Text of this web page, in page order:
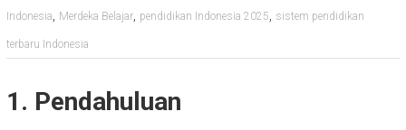
Indonesia, Merdeka Belajar, pendidikan Indonesia 2025, sistem pendidikan
terbaru Indonesia
1. Pendahuluan